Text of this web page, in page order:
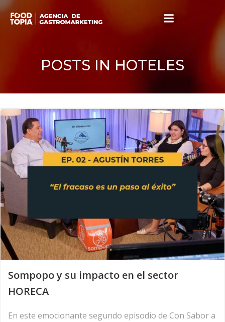
POSTS IN HOTELES
Sompopo y su impacto en el sector
HORECA
En este emocionante segundo episodio de Con Sabor a